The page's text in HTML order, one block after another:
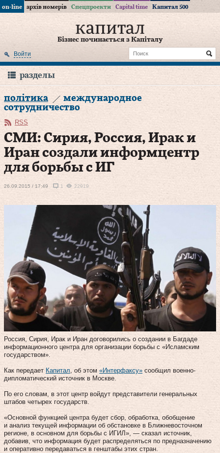
on-line архів номерів Спецпроекти Capital time Капитал 500
Бізнес починається з Капіталу
Войти
разделы
політика
международное
сотрудничество
RSS
СМИ: Сирия, Россия, Ирак и
Иран создали информцентр
для борьбы с ИГ
26.09.2015 / 17:49 1 22919
Россия, Сирия, Ирак и Иран договорились о создании в Багдаде
информационного центра для организации борьбы с «Исламским
государством».
Как передает Капитал , об этом «Интерфаксу» сообщил военно-
дипломатический источник в Москве.
По его словам, в этот центр войдут представители генеральных
штабов четырех государств.
«Основной функцией центра будет сбор, обработка, обобщение
и анализ текущей информации об обстановке в Ближневосточном
регионе, в основном для борьбы с ИГИЛ», — сказал источник,
добавив, что информация будет распределяться по предназначению
и оперативно передаваться в генштабы этих стран.